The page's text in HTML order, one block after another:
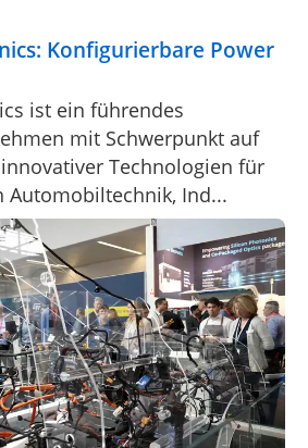
Konfigurierbare Power
ist ein führendes
mit Schwerpunkt auf
Technologien für
Automobiltechnik, Ind...